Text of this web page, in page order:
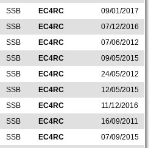
SSB EC4RC
09/01/2017
SSB EC4RC
07/12/2016
SSB EC4RC
07/06/2012
SSB EC4RC
09/05/2015
SSB EC4RC
24/05/2012
SSB EC4RC
12/05/2015
SSB EC4RC
11/12/2016
SSB EC4RC
16/09/2011
SSB EC4RC
07/09/2015